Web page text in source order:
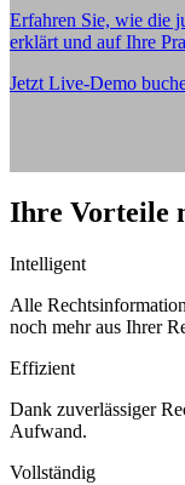
Erfahren Sie, wie die
erklärt und auf Ihre
Jetzt Live-Demo
Ihre Vorteile
Intelligent
Alle
noch mehr aus Ihrer
Effizient
Dank zuverlässiger
Aufwand.
Vollständig